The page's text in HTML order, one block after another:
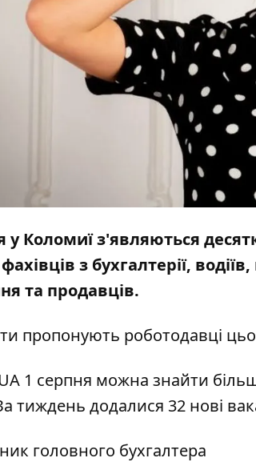
Коломиї з'являються
з бухгалтерії,
та продавців.
пропонують роботодавці
1 серпня можна знайти
тиждень додалися 32 нові
головного бухгалтера